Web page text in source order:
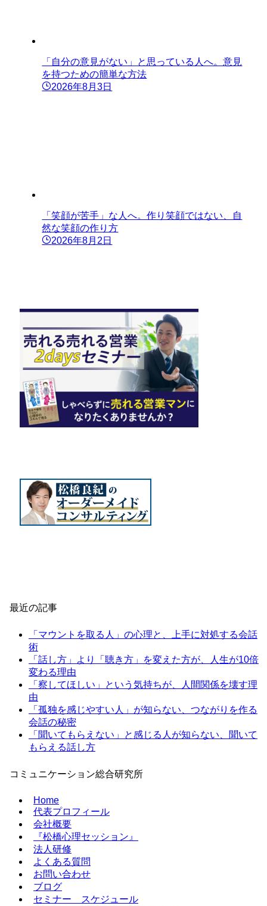
「自分の意見がない」と思っている人へ。意見
を持つための簡単な方法
2026年8月3日
「笑顔が苦手」な人へ。作り笑顔ではない、自
然な笑顔の作り方
2026年8月2日
最近の記事
「マウントを取る人」の心理と、上手に対処する会話
術
「話し方」より「聴き方」を変えた方が、人生が10倍
変わる理由
「察してほしい」という気持ちが、人間関係を壊す理
由
「孤独を感じやすい人」が知らない、つながりを作る
会話の秘密
「聞いてもらえない」と感じる人が知らない、聞いて
もらえる話し方
コミュニケーション総合研究所
Home
代表プロフィール
会社概要
『松橋心理セッション』
法人研修
よくある質問
お問い合わせ
ブログ
セミナー スケジュール